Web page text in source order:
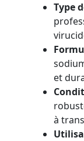
Type
et
à